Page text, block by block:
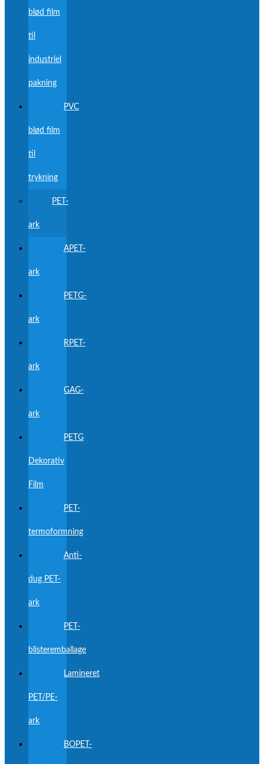
blød film
til
industriel
pakning
PVC
blød film
til
trykning
PET-
ark
APET-
ark
PETG-
ark
RPET-
ark
GAG-
ark
PETG
Dekorativ
Film
PET-
termoformning
Anti-
dug PET-
ark
PET-
blisteremballage
Lamineret
PET/PE-
ark
BOPET-